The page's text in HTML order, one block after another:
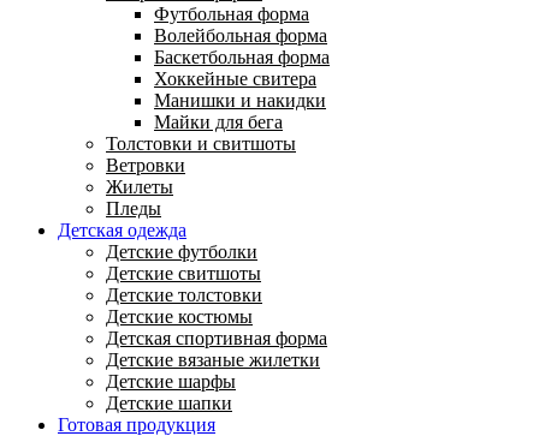
Футбольная форма
Волейбольная форма
Баскетбольная форма
Хоккейные свитера
Манишки и накидки
Майки для бега
Толстовки и свитшоты
Ветровки
Жилеты
Пледы
Детская одежда
Детские футболки
Детские свитшоты
Детские толстовки
Детские костюмы
Детская спортивная форма
Детские вязаные жилетки
Детские шарфы
Детские шапки
Готовая продукция